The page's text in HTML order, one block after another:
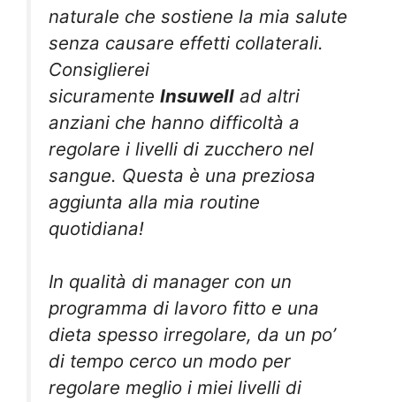
naturale che sostiene la mia salute
senza causare effetti collaterali.
Consiglierei
sicuramente Insuwell ad altri
anziani che hanno difficoltà a
regolare i livelli di zucchero nel
sangue. Questa è una preziosa
aggiunta alla mia routine
quotidiana!
In qualità di manager con un
programma di lavoro fitto e una
dieta spesso irregolare, da un po’
di tempo cerco un modo per
regolare meglio i miei livelli di